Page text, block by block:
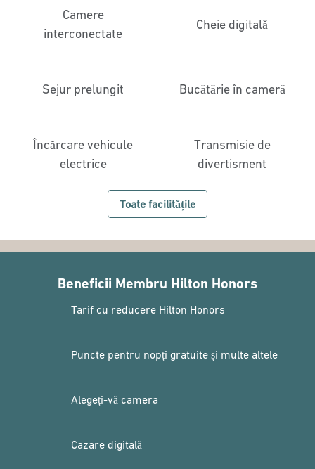
Camere
interconectate
Cheie digitală
Sejur prelungit Bucătărie în cameră
Încărcare vehicule
electrice
Transmisie de
divertisment
Toate facilitățile
Beneficii Membru Hilton Honors
Tarif cu reducere Hilton Honors
Puncte pentru nopți gratuite și multe altele
Alegeți-vă camera
Cazare digitală